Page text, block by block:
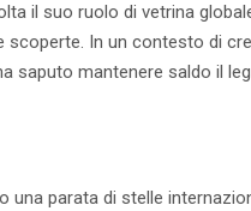
il suo ruolo di vetrina
scoperte. In un contesto di
saputo mantenere saldo il
parata di stelle